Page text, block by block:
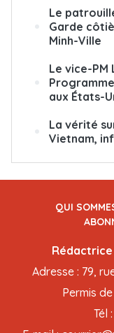
Le
Garde
Minh-Ville
Le vice-PM
aux États-
La vérité
Vietnam,
QUI
Rédactrice
Adresse : 79,
Permis
Tél